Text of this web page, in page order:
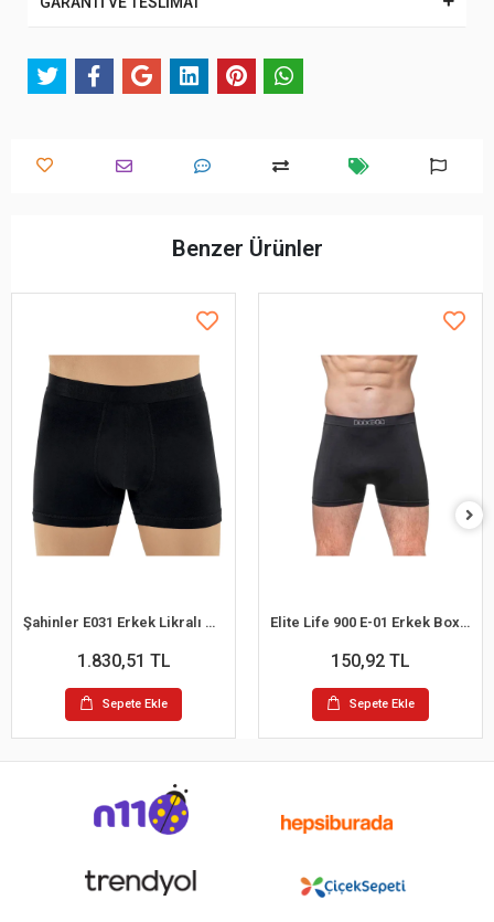
Benzer Ürünler
Şahinler E031 Erkek Likralı Boxer Külot 6lı Paket Siyah S
1.830,51 TL
Sepete Ekle
Elite Life 900 E-01 Erkek Boxer
150,92 TL
Sepete Ekle